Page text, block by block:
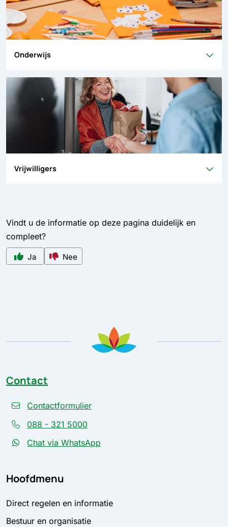
Onderwijs
Vrijwilligers
Vindt u de informatie op deze pagina duidelijk en
compleet?
Ja Nee
Contact
Contactformulier
088 - 321 5000
Chat via WhatsApp
Hoofdmenu
Direct regelen en informatie
Bestuur en organisatie